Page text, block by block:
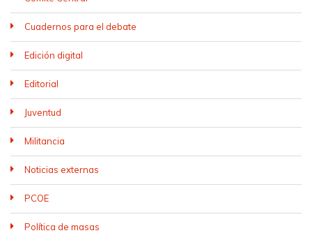
Cuadernos para el debate
Edición digital
Editorial
Juventud
Militancia
Noticias externas
PCOE
Política de masas